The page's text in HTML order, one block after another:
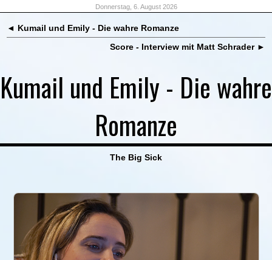
Donnerstag, 6. August 2026
◄ Kumail und Emily - Die wahre Romanze
Score - Interview mit Matt Schrader►
Kumail und Emily - Die wahre
Romanze
The Big Sick